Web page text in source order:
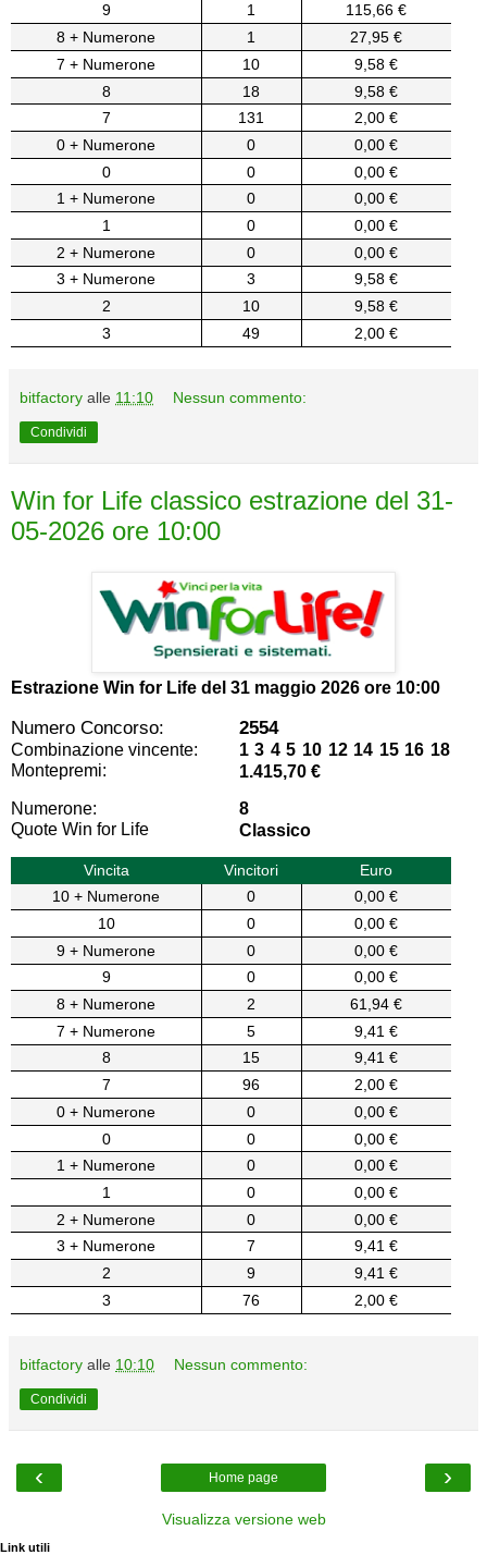
9
1
115,66 €
8 + Numerone
1
27,95 €
7 + Numerone
10
9,58 €
8
18
9,58 €
7
131
2,00 €
0 + Numerone
0
0,00 €
0
0
0,00 €
1 + Numerone
0
0,00 €
1
0
0,00 €
2 + Numerone
0
0,00 €
3 + Numerone
3
9,58 €
2
10
9,58 €
3
49 2,00 €
bitfactory alle 11:10 Nessun commento:
Condividi
Win for Life classico estrazione del 31-
05-2026 ore 10:00
Estrazione Win for Life del 31 maggio 2026 ore 10:00
Numero Concorso: 2554
Combinazione vincente:
1 3 4 5 10 12 14 15 16 18
Montepremi:
1.415,70 €
Numerone:
8
Quote Win for Life
Classico
Vincita Vincitori
Euro
10 + Numerone
0
0,00 €
10
0
0,00 €
9 + Numerone
0
0,00 €
9
0
0,00 €
8 + Numerone
2
61,94 €
7 + Numerone
5
9,41 €
8
15
9,41 €
7
96
2,00 €
0 + Numerone
0
0,00 €
0
0
0,00 €
1 + Numerone
0
0,00 €
1
0
0,00 €
2 + Numerone
0
0,00 €
3 + Numerone
7
9,41 €
2
9
9,41 €
3
76 2,00 €
bitfactory alle 10:10 Nessun commento:
Condividi
‹ ›
Home page
Visualizza versione web
Link utili